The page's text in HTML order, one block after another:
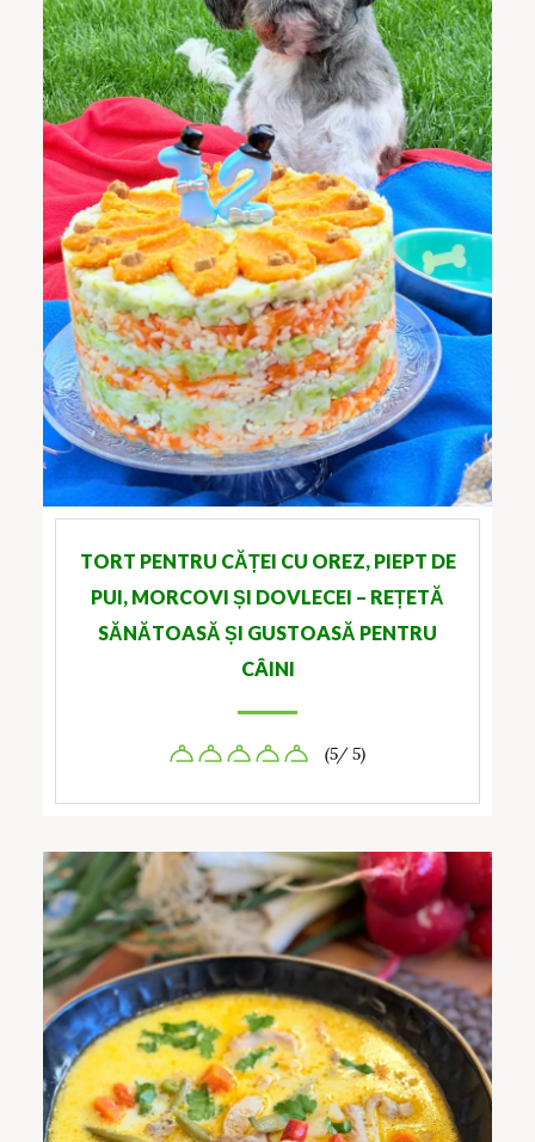
TORT PENTRU CĂȚEI CU OREZ, PIEPT DE
PUI, MORCOVI ȘI DOVLECEI – REȚETĂ
SĂNĂTOASĂ ȘI GUSTOASĂ PENTRU
CÂINI
(5/ 5)